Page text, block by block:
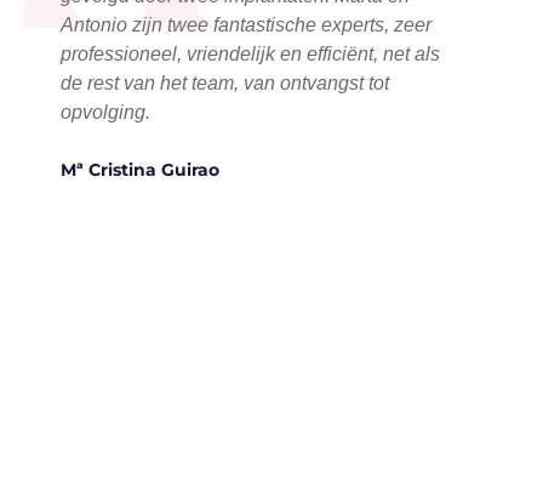
Antonio zijn twee fantastische experts, zeer
professioneel, vriendelijk en efficiënt, net als
de rest van het team, van ontvangst tot
opvolging.
Mª Cristina Guirao